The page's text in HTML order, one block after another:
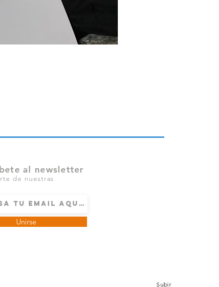
al newsletter
Unirse
de nuestras
Subir